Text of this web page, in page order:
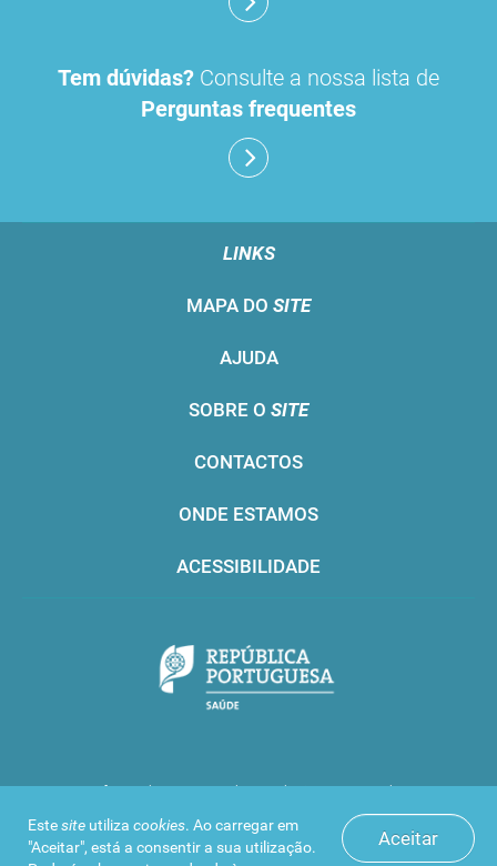
Aceitar
Estesite utiliza cookies. Ao carregar em
"Aceitar", está a consentir a sua utilização.
Tem dúvidas? Consulte a nossa lista de
Perguntas frequentes
LINKS
MAPA DO SITE
AJUDA
SOBRE O SITE
CONTACTOS
ONDE ESTAMOS
ACESSIBILIDADE
Infarmed © 2016. Todos os direitos reservados